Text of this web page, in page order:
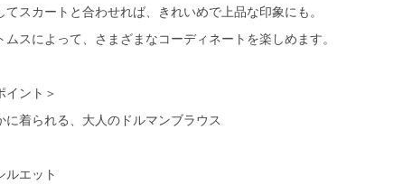
てスカートと合わせれば、きれいめで上品な印象にも。
ムスによって、さまざまなコーディネートを楽しめます。
イント＞
に着られる、大人のドルマンブラウス
ルエット